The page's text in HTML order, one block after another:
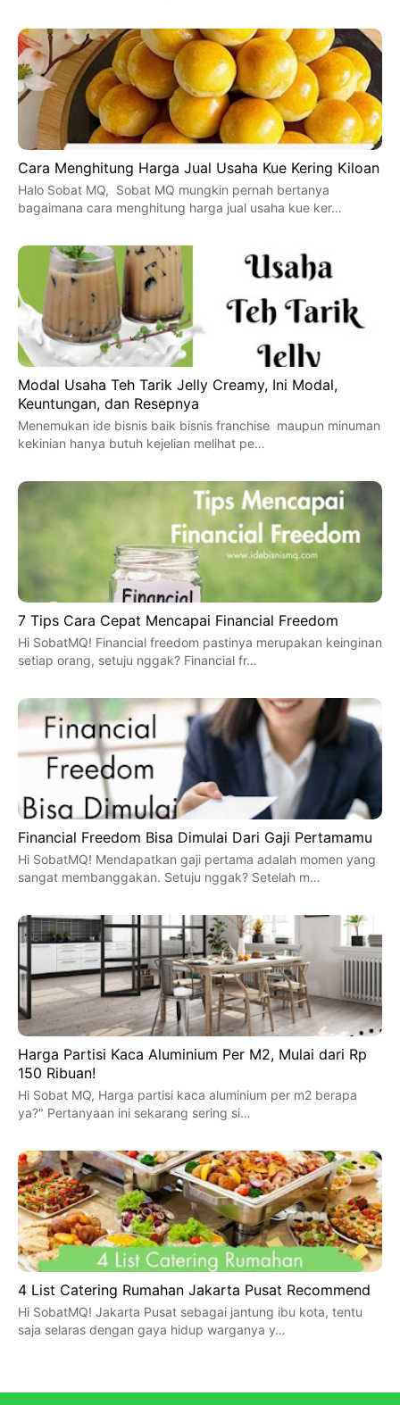
Cara Menghitung Harga Jual Usaha Kue Kering Kiloan
Halo Sobat MQ, Sobat MQ mungkin pernah bertanya
bagaimana cara menghitung harga jual usaha kue ker…
Modal Usaha Teh Tarik Jelly Creamy, Ini Modal,
Keuntungan, dan Resepnya
Menemukan ide bisnis baik bisnis franchise maupun minuman
kekinian hanya butuh kejelian melihat pe…
7 Tips Cara Cepat Mencapai Financial Freedom
Hi SobatMQ! Financial freedom pastinya merupakan keinginan
setiap orang, setuju nggak? Financial fr…
Financial Freedom Bisa Dimulai Dari Gaji Pertamamu
Hi SobatMQ! Mendapatkan gaji pertama adalah momen yang
sangat membanggakan. Setuju nggak? Setelah m…
Harga Partisi Kaca Aluminium Per M2, Mulai dari Rp
150 Ribuan!
Hi Sobat MQ, Harga partisi kaca aluminium per m2 berapa
ya?" Pertanyaan ini sekarang sering si…
4 List Catering Rumahan Jakarta Pusat Recommend
Hi SobatMQ! Jakarta Pusat sebagai jantung ibu kota, tentu
saja selaras dengan gaya hidup warganya y…